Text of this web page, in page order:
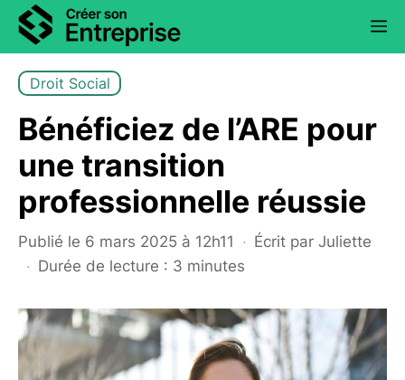
Aller
Droit Social
Bénéficiez de l’ARE pour
une transition
professionnelle réussie
Publié le 6 mars 2025 à 12h11 · Écrit par Juliette
· Durée de lecture : 3 minutes